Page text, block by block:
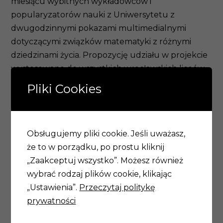
popularyzatorów nauki z Uniwersytetu z
dwugodzinnymi pokazami multimedialnymi
dotyczącymi związków matematyki z różnymi
dziedzinami życia. Propozycję udziału w projekcie
wystosowano do wszystkich wrocławskich liceów,
z których 7 zakwalifikowano do uczestnictwa w
pilotażu. W każdym wykładzie bierze udział od 50
do 100 uczniów oraz nauczyciele koordynujący
słuchacze otrzymują materiały dydaktyczne (listy
zadań, karty pracy, łamigłówki do samodzielnego
rozwiązania). Najbardziej aktywni są nagradzani
plakatami z podobiznami najsłynniejszych
matematyków w dziejach ludzkości (są to
karykatury autorstwa wrocławskiego plastyka –
Pliki Cookies
Obsługujemy pliki cookie. Jeśli uważasz,
że to w porządku, po prostu kliknij
„Zaakceptuj wszystko”. Możesz również
wybrać rodzaj plików cookie, klikając
„Ustawienia”. Przeczytaj politykę
prywatności